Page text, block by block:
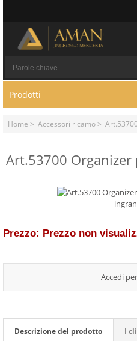
Prodotti
Home > Accessori ricamo>
Art.53700
Prezzo: Prezzo non
Accedi
Descrizione del prodotto I